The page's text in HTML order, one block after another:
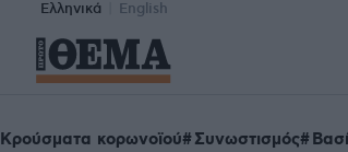
Ελληνικά English
Κρούσματα κορωνοϊού Συνωστισμός